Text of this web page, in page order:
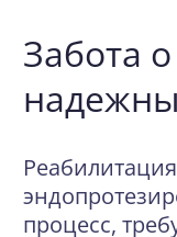
Забота
процесс,